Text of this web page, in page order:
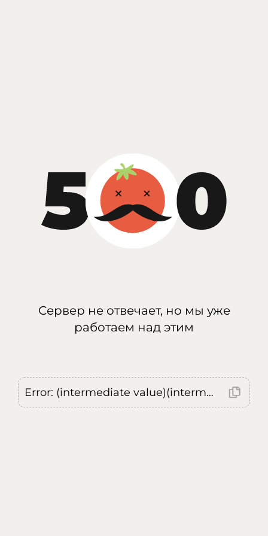
Сервер не отвечает, но мы уже
работаем над этим
Error: (intermediate value)(intermediate value)(intermediate value).replaceAll is not a function